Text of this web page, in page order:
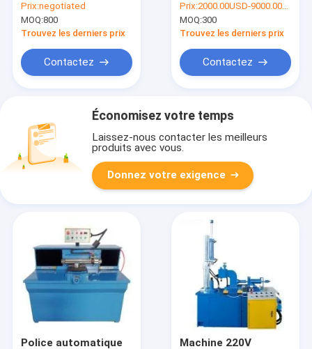
performance pour
l'extincteur de CO2
Prix:negotiated
MOQ:800
Trouvez les derniers prix
Contactez
cylindre d'application
CC-CF-CB
Prix:2000.00USD-9000.00USD/piece
MOQ:300
Trouvez les derniers prix
Contactez
Économisez votre temps
Laissez-nous contacter les meilleurs
produits avec vous.
Donnez votre exigence
Police automatique
Machine 220V